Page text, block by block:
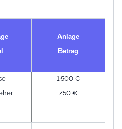
Anlage
Betrag
1.500 €
750 €